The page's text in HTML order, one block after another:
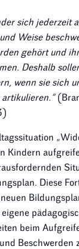
sich jederzeit
Weise
gehört und
Deshalb
wenn sie sich
artikulieren.“
Kindern
Diese
beim
Beschwerden